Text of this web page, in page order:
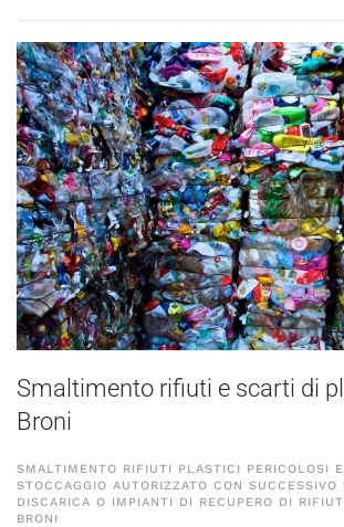
Smaltimento rifiuti e scarti di
Broni
SMALTIMENTO RIFIUTI PLASTICI PERICOLOSI
STOCCAGGIO AUTORIZZATO CON
DISCARICA O IMPIANTI DI RECUPERO DI
BRONI